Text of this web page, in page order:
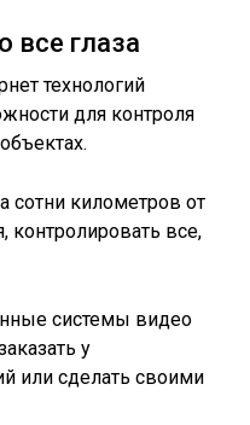
все глаза
технологий
для контроля
сотни километров от
контролировать все,
системы видео
у
или сделать своими